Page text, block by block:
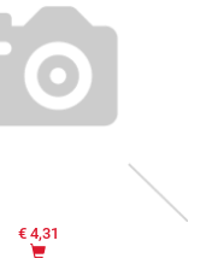
€ 4,31